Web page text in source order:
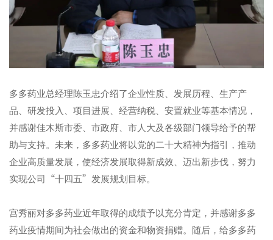
多多药业总经理陈玉忠介绍了企业性质、发展历程、生产产
品、研发投入、项目进展、经营纳税、安置就业等基本情况，
并感谢佳木斯市委、市政府、市人大及各级部门领导给予的帮
助与支持。未来，多多药业将以党的二十大精神为指引，推动
企业高质量发展，使经济发展取得新成效、迈出新步伐，努力
实现公司
“十四五” 发展规划目标。
宫秀丽对多多药业近年取得的成绩予以充分肯定，并感谢多多
药业疫情期间为社会做出的资金和物资捐赠。随后，给多多药